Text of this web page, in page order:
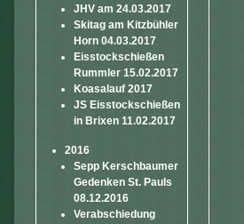
JHV am 24.03.2017
Skitag am Kitzbühler
Horn 04.03.2017
Eisstockschießen
Rummler 15.02.2017
Koasalauf 2017
JS Eisstockschießen
in Brixen 11.02.2017
2016
Sepp Kerschbaumer
Gedenken St. Pauls
08.12.2016
Verabschiedung